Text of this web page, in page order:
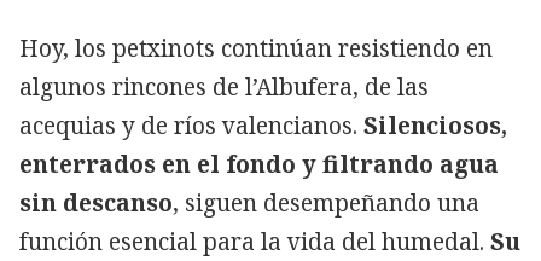
Hoy, los petxinots continúan resistiendo en
algunos rincones de l’Albufera, de las
acequias y de ríos valencianos. Silenciosos,
enterrados en el fondo y filtrando agua
sin descanso, siguen desempeñando una
función esencial para la vida del humedal. Su